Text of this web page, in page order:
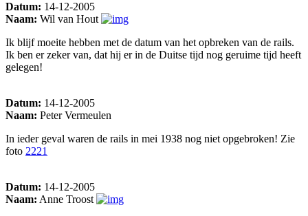
Datum: 14-12-2005
Naam: Wil van Hout
Ik blijf moeite hebben met de datum van het opbreken van de rails.
Ik ben er zeker van, dat hij er in de Duitse tijd nog geruime tijd heeft
gelegen!
Datum: 14-12-2005
Naam: Peter Vermeulen
In ieder geval waren de rails in mei 1938 nog niet opgebroken! Zie
foto 2221
Datum: 14-12-2005
Naam: Anne Troost